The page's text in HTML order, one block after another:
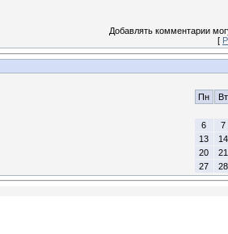
Добавлять комментарии
[
Пн Вт
6
7
13
14
20
21
27
28